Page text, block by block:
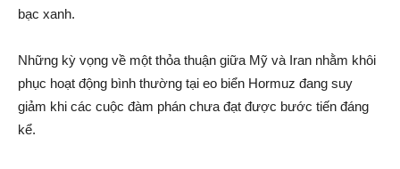
bạc xanh.
Những kỳ vọng về một thỏa thuận giữa Mỹ và Iran nhằm khôi
phục hoạt động bình thường tại eo biển Hormuz đang suy
giảm khi các cuộc đàm phán chưa đạt được bước tiến đáng
kể.